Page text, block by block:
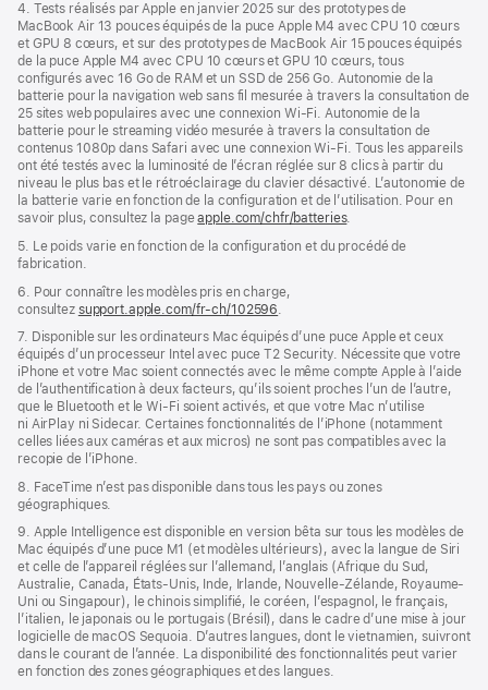
4. Tests réalisés par Apple en janvier 2025 sur des prototypes de
MacBook Air 13 pouces équipés de la puce Apple M4 avec CPU 10 cœurs
et GPU 8 cœurs, et sur des prototypes de MacBook Air 15 pouces équipés
de la puce Apple M4 avec CPU 10 cœurs et GPU 10 cœurs, tous
configurés avec 16 Go de RAM et un SSD de 256 Go. Autonomie de la
batterie pour la navigation web sans fil mesurée à travers la consultation de
25 sites web populaires avec une connexion Wi-Fi. Autonomie de la
batterie pour le streaming vidéo mesurée à travers la consultation de
contenus 1080p dans Safari avec une connexion Wi-Fi. Tous les appareils
ont été testés avec la luminosité de l’écran réglée sur 8 clics à partir du
niveau le plus bas et le rétroéclairage du clavier désactivé. L’autonomie de
la batterie varie en fonction de la configuration et de l’utilisation. Pour en
savoir plus, consultez la pageapple.com/chfr/batteries.
5. Le poids varie en fonction de la configuration et du procédé de
fabrication.
6. Pour connaître les modèles pris en charge,
consultez support.apple.com/fr-ch/102596
7. Disponible sur les ordinateurs Mac équipés d’une puce Apple et ceux
équipés d’un processeur Intel avec puce T2 Security. Nécessite que votre
iPhone et votre Mac soient connectés avec le même compte Apple à l’aide
de l’authentification à deux facteurs, qu’ils soient proches l’un de l’autre,
que le Bluetooth et le Wi-Fi soient activés, et que votre Mac n’utilise
ni AirPlay ni Sidecar. Certaines fonctionnalités de l’iPhone (notamment
celles liées aux caméras et aux micros) ne sont pas compatibles avec la
recopie de l’iPhone.
8. FaceTime n’est pas disponible dans tous les pays ou zones
géographiques.
9. Apple Intelligence est disponible en version bêta sur tous les modèles de
Mac équipés d’une puce M1 (et modèles ultérieurs), avec la langue de Siri
et celle de l’appareil réglées sur l’allemand, l’anglais (Afrique du Sud,
Australie, Canada, États-Unis, Inde, Irlande, Nouvelle-Zélande, Royaume-
Uni ou Singapour), le chinois simplifié, le coréen, l’espagnol, le français,
l’italien, le japonais ou le portugais (Brésil), dans le cadre d’une mise à jour
logicielle de macOS Sequoia. D’autres langues, dont le vietnamien, suivront
dans le courant de l’année. La disponibilité des fonctionnalités peut varier
en fonction des zones géographiques et des langues.